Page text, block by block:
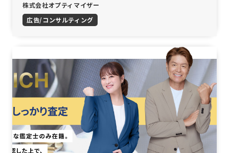
株式会社オプティマイザー
広告/コンサルティング